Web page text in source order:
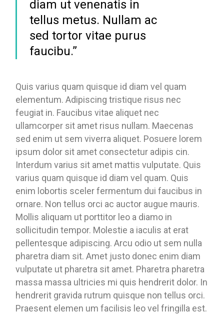
diam ut venenatis in
tellus metus. Nullam ac
sed tortor vitae purus
faucibu.”
Quis varius quam quisque id diam vel quam
elementum. Adipiscing tristique risus nec
feugiat in. Faucibus vitae aliquet nec
ullamcorper sit amet risus nullam. Maecenas
sed enim ut sem viverra aliquet. Posuere lorem
ipsum dolor sit amet consectetur adipis cin.
Interdum varius sit amet mattis vulputate. Quis
varius quam quisque id diam vel quam. Quis
enim lobortis sceler fermentum dui faucibus in
ornare. Non tellus orci ac auctor augue mauris.
Mollis aliquam ut porttitor leo a diamo in
sollicitudin tempor. Molestie a iaculis at erat
pellentesque adipiscing. Arcu odio ut sem nulla
pharetra diam sit. Amet justo donec enim diam
vulputate ut pharetra sit amet. Pharetra pharetra
massa massa ultricies mi quis hendrerit dolor. In
hendrerit gravida rutrum quisque non tellus orci.
Praesent elemen um facilisis leo vel fringilla est.